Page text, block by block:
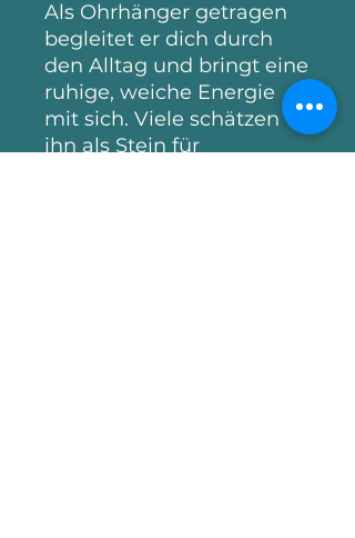
Als Ohrhänger getragen
begleitet er dich durch
den Alltag und bringt eine
ruhige, weiche Energie
mit sich. Viele schätzen
ihn als Stein für